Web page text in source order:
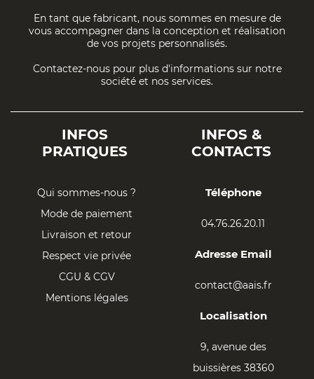
En tant que fabricant, nous sommes en mesure de
vous accompagner dans la conception et réalisation
de vos projets personnalisés.
Contactez-nous pour plus d'informations sur notre
société et nos services.
INFOS
PRATIQUES
Qui sommes-nous ?
Mode de paiement
Livraison et retour
Respect vie privée
CGU & CGV
Mentions légales
INFOS &
CONTACTS
Téléphone
04.76.26.20.11
Adresse Email
contact@aais.fr
Localisation
9, avenue des
buissières 38360